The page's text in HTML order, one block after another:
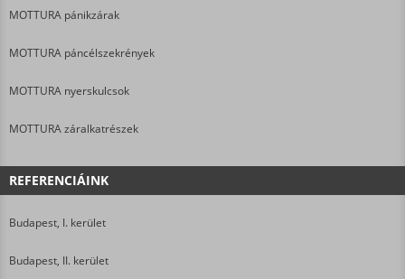
MOTTURA pánikzárak
MOTTURA páncélszekrények
MOTTURA nyerskulcsok
MOTTURA záralkatrészek
REFERENCIÁINK
Budapest, I. kerület
Budapest, II. kerület